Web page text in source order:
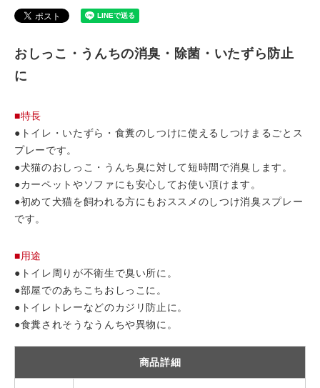
おしっこ・うんちの消臭・除菌・いたずら防止
に
■特長
●トイレ・いたずら・食糞のしつけに使えるしつけまるごとス
プレーです。
●犬猫のおしっこ・うんち臭に対して短時間で消臭します。
●カーペットやソファにも安心してお使い頂けます。
●初めて犬猫を飼われる方にもおススメのしつけ消臭スプレー
です。
■用途
●トイレ周りが不衛生で臭い所に。
●部屋でのあちこちおしっこに。
●トイレトレーなどのカジリ防止に。
●食糞されそうなうんちや異物に。
商品詳細